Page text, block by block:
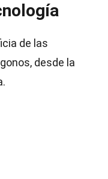
de las
desde la